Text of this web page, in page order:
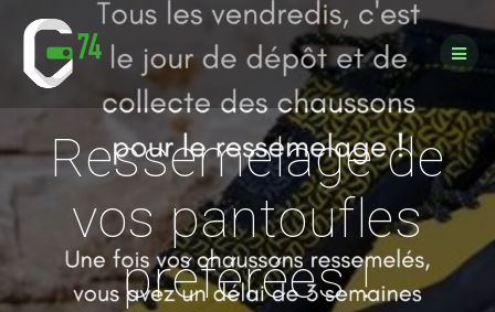
Passer
contenu
Ressemelage de
vos pantoufles
préférées !